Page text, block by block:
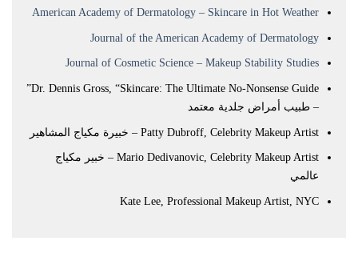
American Academy of Dermatology – Skincare in Hot Weather
Journal of the American Academy of Dermatology
Journal of Cosmetic Science – Makeup Stability Studies
Dr. Dennis Gross, “Skincare: The Ultimate No-Nonsense Guide”
– طبيب أمراض جلدية معتمد
Patty Dubroff, Celebrity Makeup Artist – خبيرة مكياج المشاهير
Mario Dedivanovic, Celebrity Makeup Artist – خبير مكياج
عالمي
Kate Lee, Professional Makeup Artist, NYC